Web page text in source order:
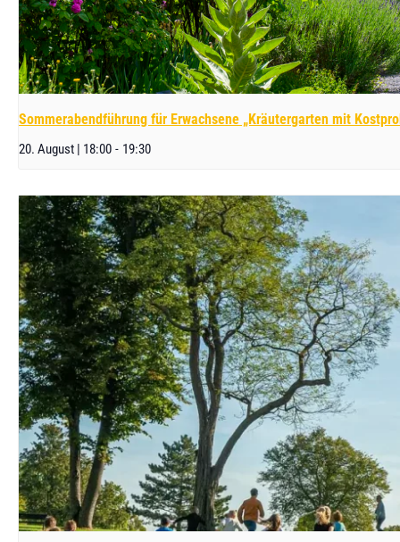
Sommerabendführung für Erwachsene „Kräutergarten mit
20. August | 18:00 - 19:30